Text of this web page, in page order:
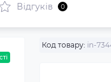
Відгуків 0
Код товару: in-